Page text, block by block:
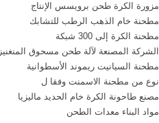
مزورة الكرة طحن برويسس الإنتاج
مطحنة خام الذهب الرطب للتشابك
مطحنة الكرة إلى 300 شبكة
الشركة المصنعة لآلة طحن مسحوق المنغنيز
مطحنة السيانيت ريموند الأسطوانية
نوع من مطحنة الاسمنت وفقا ل
مصنع طاحونة الكرة خام الحديد ماليزيا
مواد البناء معدات الطحن